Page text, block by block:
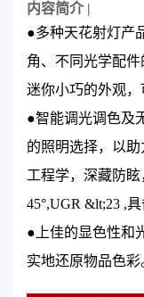
内容简介 |
●多种天花射灯产
角、不同光学配件
迷你小巧的外观，
●智能调光调色及
的照明选择，以
工程学，深藏防
45°,UGR &lt;23 ,
●上佳的显色性和
实地还原物品色彩